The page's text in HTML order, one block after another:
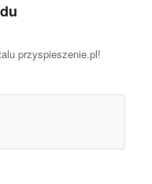
przyspieszenie.pl!